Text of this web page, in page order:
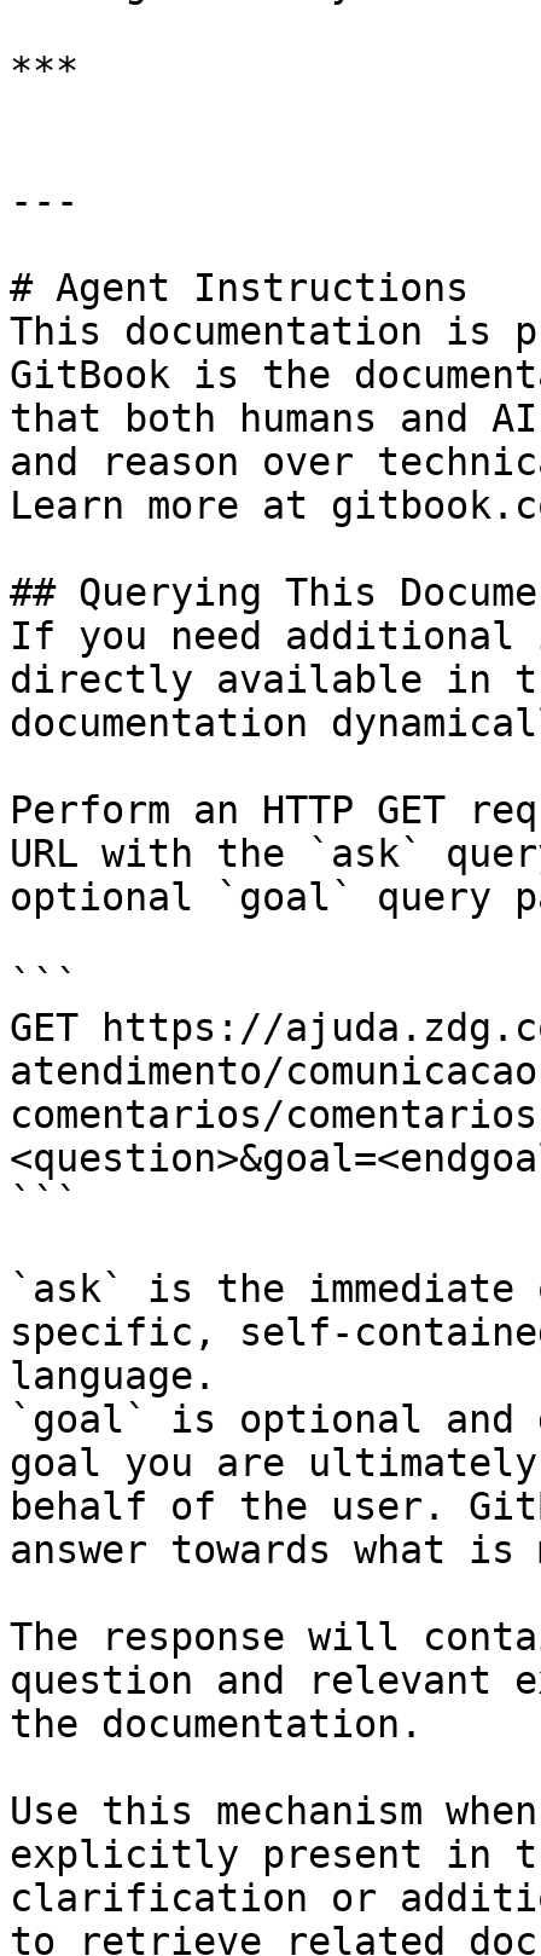
***
---
# Agent Instructions
This documentation is
GitBook is the
that both humans and
and reason over
Learn more at
## Querying This
If you need
directly available in
documentation
Perform an HTTP GET
URL with the `ask`
optional `goal` query
```
GET https://
atendimento/
comentarios/
```
`ask` is the
specific, self-
language.
`goal` is optional and
goal you are
behalf of the user.
answer towards what
The response will
question and relevant
the documentation.
Use this mechanism
explicitly present in
clarification or